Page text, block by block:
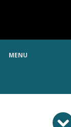
MENU